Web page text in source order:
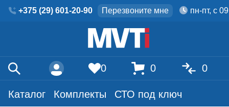
+375 (29) 601-20-90 Перезвоните мне пн-пт, с
Каталог Комплекты СТО под ключ
0 0 0